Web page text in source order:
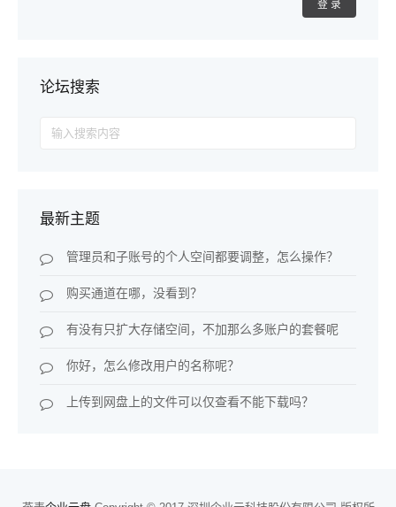
登录
论坛搜索
Search
for:
最新主题
管理员和子账号的个人空间都要调整，怎么操作？
购买通道在哪，没看到？
有没有只扩大存储空间，不加那么多账户的套餐呢
你好，怎么修改用户的名称呢？
上传到网盘上的文件可以仅查看不能下载吗？